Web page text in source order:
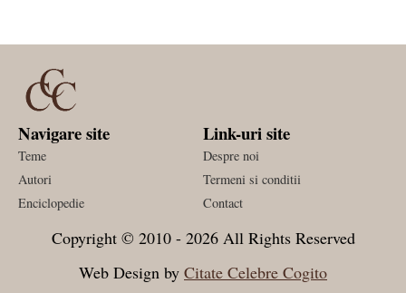
Navigare site
Teme
Autori
Enciclopedie
Link-uri site
Despre noi
Termeni si conditii
Contact
Copyright © 2010 - 2026 All Rights Reserved
Web Design by Citate Celebre Cogito